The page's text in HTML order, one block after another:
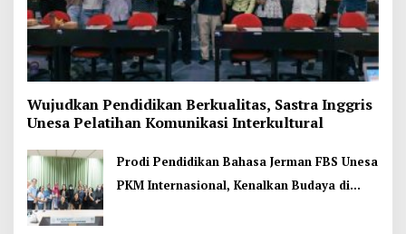
Wujudkan Pendidikan Berkualitas, Sastra Inggris
Unesa Pelatihan Komunikasi Interkultural
Prodi Pendidikan Bahasa Jerman FBS Unesa
PKM Internasional, Kenalkan Budaya di